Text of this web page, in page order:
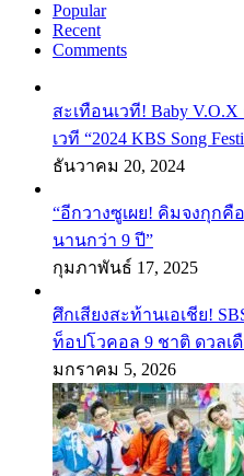
Popular
Recent
Comments
สะเทือนเวที! Baby
เวที “2024 KBS Song
ธันวาคม 20, 2024
“อีกวางซูเผย! คิมจงกุกคื
นานกว่า 9 ปี”
กุมภาพันธ์ 17, 2025
ศึกเสียงสะท้านเอเชีย!
ท็อปโวคอล 9 ชาติ ดวลเ
มกราคม 5, 2026